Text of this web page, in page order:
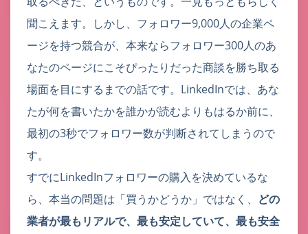
聞こえます。しかし、フォロワー9,000人の企業ペ
ージを持つ競合が、本来ならフォロワー300人のあ
なたのページにこそぴったりだった商談を勝ち取る
場面を目にするまでの話です。LinkedInでは、あな
たが何を書いたかを誰かが読むよりもはるか前に、
最初の3秒でフォロワー数が判断されてしまうので
す。
すでにLinkedInフォロワーの購入を決めているな
ら、本当の問題は「買うかどうか」ではなく、 どの
業者が最もリアルで、最も安定していて、最も安全